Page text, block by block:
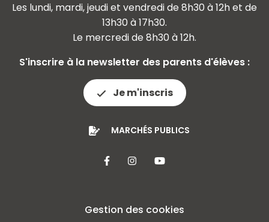
Les lundi, mardi, jeudi et vendredi de 8h30 à 12h et de
13h30 à 17h30.
Le mercredi de 8h30 à 12h.
S'inscrire à la newsletter des parents d'élèves :
Je m'inscris
MARCHÉS PUBLICS
Lien vers le compte Facebook
Lien vers le compte
Lien vers la chaîne
Gestion des cookies